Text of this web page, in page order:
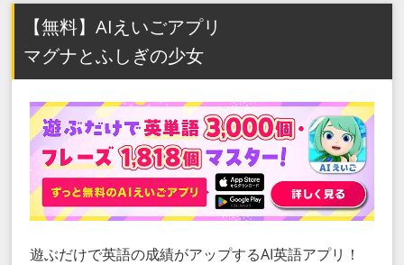
【無料】AIえいごアプリ
マグナとふしぎの少女
遊ぶだけで英語の成績がアップするAI英語アプリ！